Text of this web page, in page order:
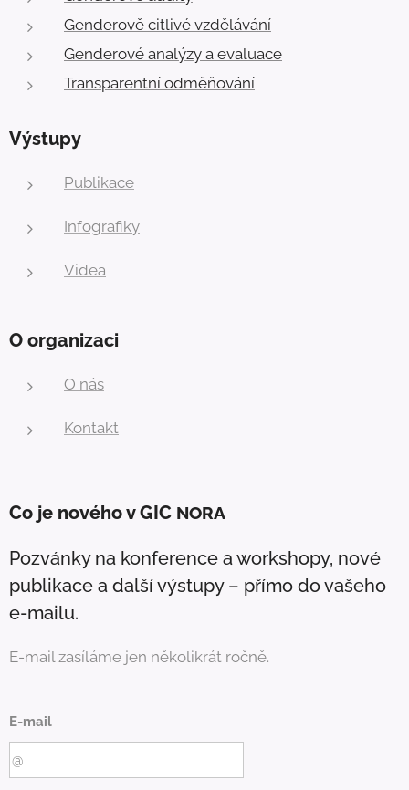
Genderově citlivé vzdělávání
Genderové analýzy a evaluace
Transparentní odměňování
Výstupy
Publikace
Infografiky
Videa
O organizaci
O nás
Kontakt
Co je nového v GIC NORA
Pozvánky na konference a workshopy, nové
publikace a další výstupy – přímo do vašeho
e-mailu.
E-mail zasíláme jen několikrát ročně.
E-mail